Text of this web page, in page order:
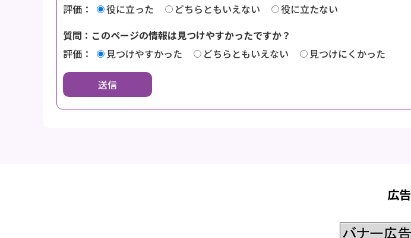
評価：
役に立った どちらともいえない
役に立たない
質問：このページの情報は見つけやすかったですか？
評価：
見つけやすかった どちらともいえない 見つけにくかった
広告